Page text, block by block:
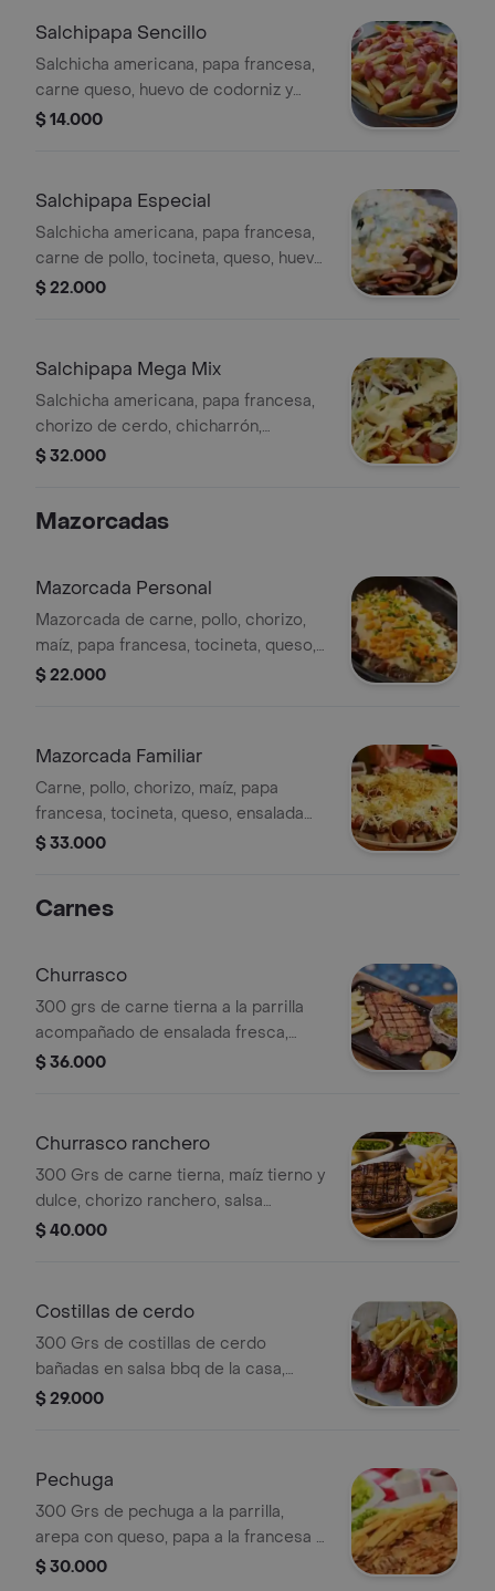
Salchipapa Sencillo
Salchicha americana, papa francesa,
carne queso, huevo de codorniz y
salsa de letra
$ 14.000
Salchipapa Especial
Salchicha americana, papa francesa,
carne de pollo, tocineta, queso, huevo
de codorniz, salsa de leña y maíz.
$ 22.000
Salchipapa Mega Mix
Salchicha americana, papa francesa,
chorizo de cerdo, chicharrón,
platanitos maduros, tocineta, queso,
$ 32.000
Mazorcadas
Mazorcada Personal
Mazorcada de carne, pollo, chorizo,
maíz, papa francesa, tocineta, queso,
ensalada fresca y salsa de la casa
$ 22.000
Mazorcada Familiar
Carne, pollo, chorizo, maíz, papa
francesa, tocineta, queso, ensalada
fresca y salsa de la casa
$ 33.000
Carnes
Churrasco
300 grs de carne tierna a la parrilla
acompañado de ensalada fresca,
papa a la francesa, arepa con queso y
$ 36.000
Churrasco ranchero
300 Grs de carne tierna, maíz tierno y
dulce, chorizo ranchero, salsa
ranchera acompañado de papas a la
$ 40.000
Costillas de cerdo
300 Grs de costillas de cerdo
bañadas en salsa bbq de la casa,
acompañados de papa criolla, papa a
$ 29.000
Pechuga
300 Grs de pechuga a la parrilla,
arepa con queso, papa a la francesa y
ensalada fresca.
$ 30.000